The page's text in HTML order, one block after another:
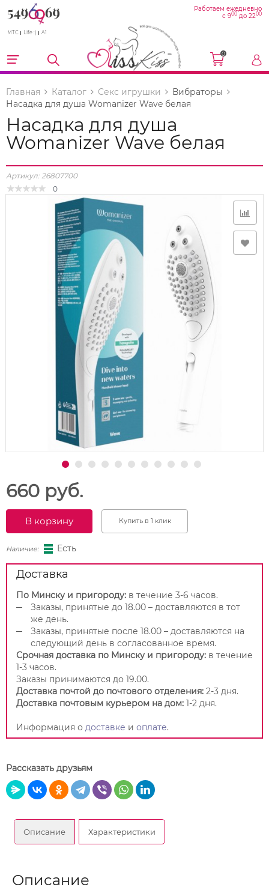
МТС Life :) A1
Работаем ежедневно
с 900 до 2200
0
Главная Каталог Секс игрушки
Вибраторы
Насадка для душа Womanizer Wave белая
Насадка для душа
Womanizer Wave белая
Артикул: 26807700
0
660 руб.
В корзину Купить в 1 клик
Наличие: Есть
Доставка
По Минску и пригороду: в течение 3-6 часов.
Заказы, принятые до 18.00 – доставляются в тот
же день.
Заказы, принятые после 18.00 – доставляются на
следующий день в согласованное время.
Срочная доставка по Минску и пригороду: в течение
1-3 часов.
Заказы принимаются до 19.00.
Доставка почтой до почтового отделения: 2-3 дня.
Доставка почтовым курьером на дом: 1-2 дня.
Информация о доставке и оплате.
Рассказать друзьям
Описание Характеристики
Описание